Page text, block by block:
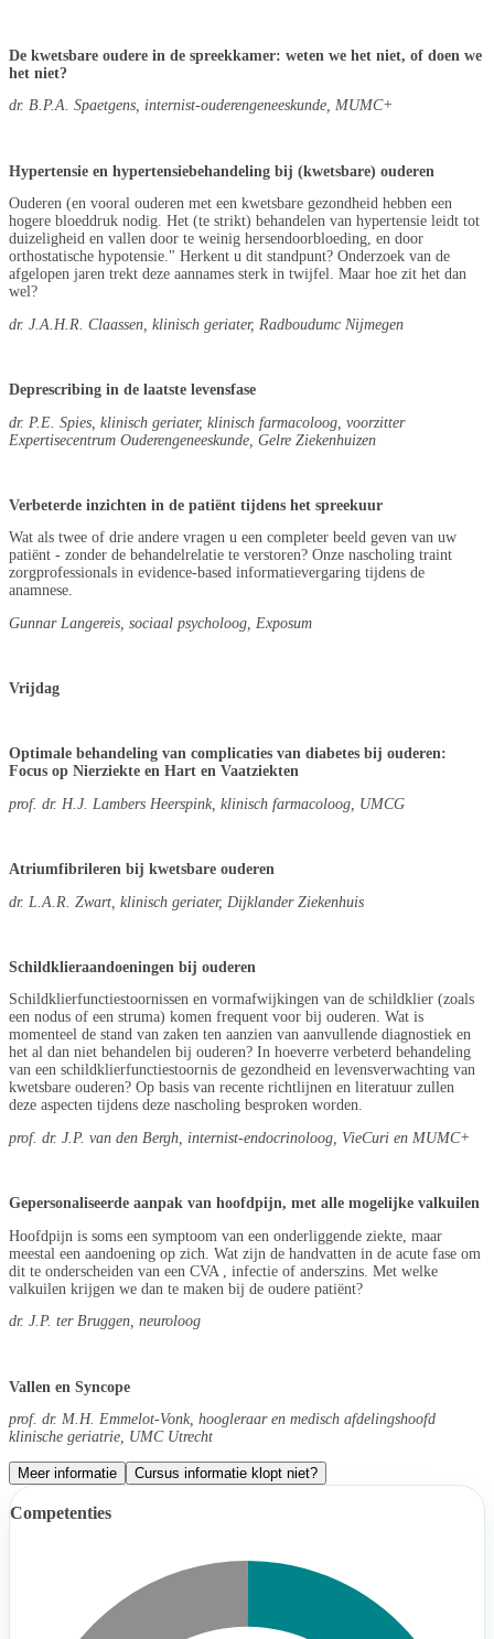
De kwetsbare oudere in de spreekkamer: weten we het niet, of doen we
het niet?
dr. B.P.A. Spaetgens, internist-ouderengeneeskunde, MUMC+
Hypertensie en hypertensiebehandeling bij (kwetsbare) ouderen
Ouderen (en vooral ouderen met een kwetsbare gezondheid hebben een
hogere bloeddruk nodig. Het (te strikt) behandelen van hypertensie leidt tot
duizeligheid en vallen door te weinig hersendoorbloeding, en door
orthostatische hypotensie." Herkent u dit standpunt? Onderzoek van de
afgelopen jaren trekt deze aannames sterk in twijfel. Maar hoe zit het dan
wel?
dr. J.A.H.R. Claassen, klinisch geriater, Radboudumc Nijmegen
Deprescribing in de laatste levensfase
dr. P.E. Spies, klinisch geriater, klinisch farmacoloog, voorzitter
Expertisecentrum Ouderengeneeskunde, Gelre Ziekenhuizen
Verbeterde inzichten in de patiënt tijdens het spreekuur
Wat als twee of drie andere vragen u een completer beeld geven van uw
patiënt - zonder de behandelrelatie te verstoren? Onze nascholing traint
zorgprofessionals in evidence-based informatievergaring tijdens de
anamnese.
Gunnar Langereis, sociaal psycholoog, Exposum
Vrijdag
Optimale behandeling van complicaties van diabetes bij ouderen:
Focus op Nierziekte en Hart en Vaatziekten
prof. dr. H.J. Lambers Heerspink, klinisch farmacoloog, UMCG
Atriumfibrileren bij kwetsbare ouderen
dr. L.A.R. Zwart, klinisch geriater, Dijklander Ziekenhuis
Schildklieraandoeningen bij ouderen
Schildklierfunctiestoornissen en vormafwijkingen van de schildklier (zoals
een nodus of een struma) komen frequent voor bij ouderen. Wat is
momenteel de stand van zaken ten aanzien van aanvullende diagnostiek en
het al dan niet behandelen bij ouderen? In hoeverre verbeterd behandeling
van een schildklierfunctiestoornis de gezondheid en levensverwachting van
kwetsbare ouderen? Op basis van recente richtlijnen en literatuur zullen
deze aspecten tijdens deze nascholing besproken worden.
prof. dr. J.P. van den Bergh, internist-endocrinoloog, VieCuri en MUMC+
Gepersonaliseerde aanpak van hoofdpijn, met alle mogelijke valkuilen
Hoofdpijn is soms een symptoom van een onderliggende ziekte, maar
meestal een aandoening op zich. Wat zijn de handvatten in de acute fase om
dit te onderscheiden van een CVA , infectie of anderszins. Met welke
valkuilen krijgen we dan te maken bij de oudere patiënt?
dr. J.P. ter Bruggen, neuroloog
Vallen en Syncope
prof. dr. M.H. Emmelot-Vonk, hoogleraar en medisch afdelingshoofd
klinische geriatrie, UMC Utrecht
Meer informatie Cursus informatie klopt niet?
Competenties